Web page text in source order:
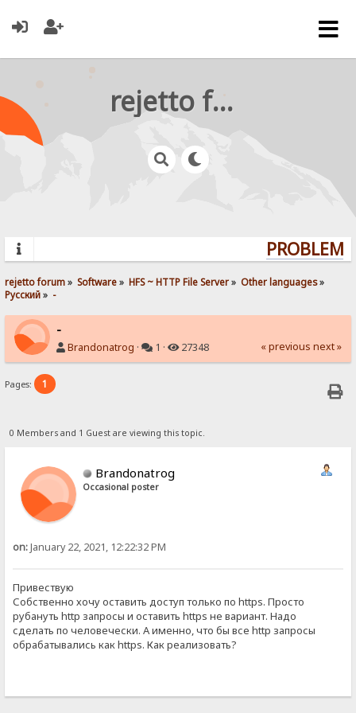
rejetto forum
rejetto forum» Software» HFS ~ HTTP File Server» Other languages»
Pусский» -
-
Brandonatrog · 1 · 27348 « previous next »
Pages: 1
0 Members and 1 Guest are viewing this topic.
Brandonatrog
Occasional poster
on:January 22, 2021, 12:22:32 PM
Привествую
Собственно хочу оставить доступ только по https. Просто
рубануть http запросы и оставить https не вариант. Надо
сделать по человечески. А именно, что бы все http запросы
обрабатывались как https. Как реализовать?